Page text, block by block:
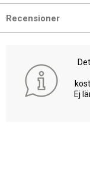
Recensioner
Ej